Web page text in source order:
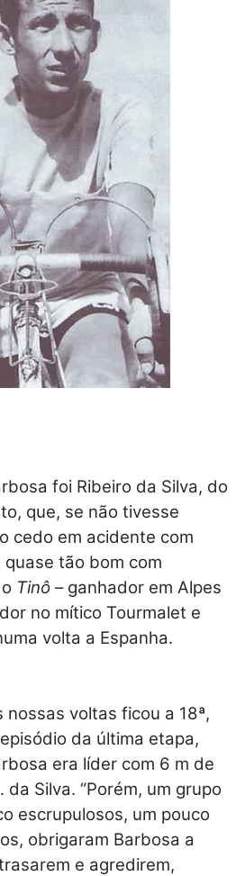
foi Ribeiro da Silva, do
que, se não tivesse
cedo em acidente com
quase tão bom com
Tinô – ganhador em Alpes
no mítico Tourmalet e
volta a Espanha.
nossas voltas ficou a 18ª,
da última etapa,
era líder com 6 m de
Silva. “Porém, um grupo
escrupulosos, um pouco
obrigaram Barbosa a
e agredirem,